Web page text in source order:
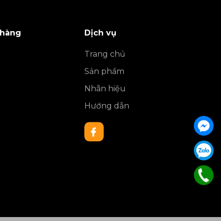
Dịch vụ
Trang chủ
Sản phẩm
Nhãn hiệu
Hướng dẫn